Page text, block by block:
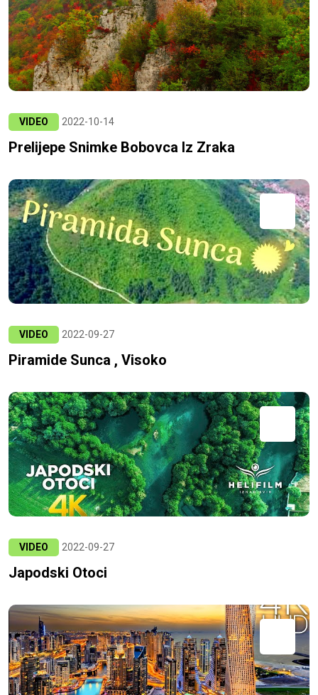
VIDEO 2022-10-14
Prelijepe Snimke Bobovca Iz Zraka
VIDEO 2022-09-27
Piramide Sunca , Visoko
VIDEO 2022-09-27
Japodski Otoci